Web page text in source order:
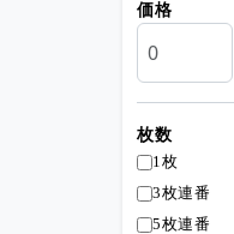
価格
枚数
1枚
3枚連番
5枚連番